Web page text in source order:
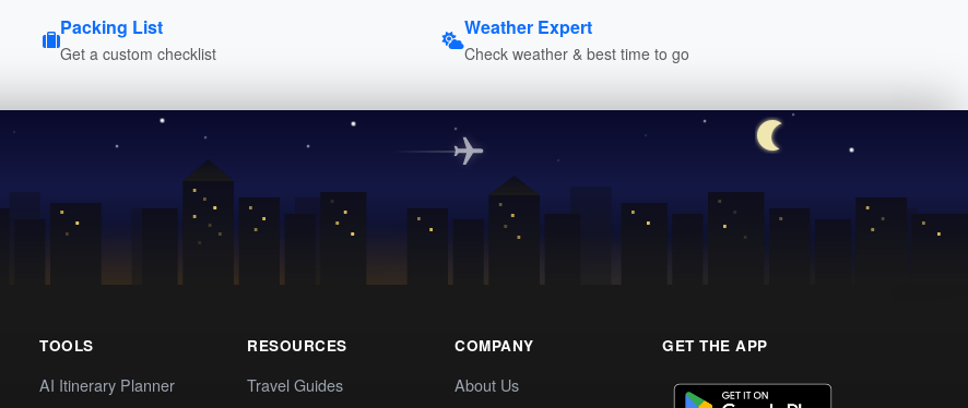
Packing List
Get a custom checklist
Weather Expert
Check weather & best time to go
TOOLS
AI Itinerary Planner
RESOURCES
Travel Guides
COMPANY
About Us
GET THE APP